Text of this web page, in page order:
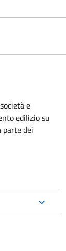
e
edilizio su
parte dei